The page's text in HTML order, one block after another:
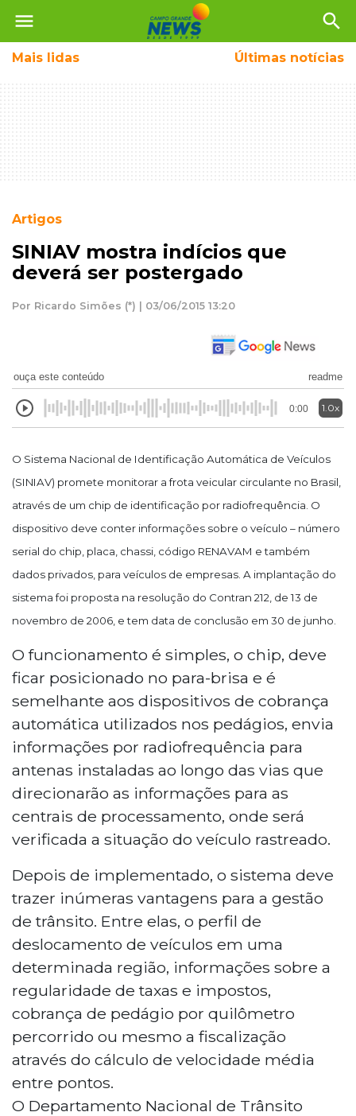
menu search
Mais lidas Últimas notícias
Artigos
SINIAV mostra indícios que
deverá ser postergado
Por Ricardo Simões (*) | 03/06/2015 13:20
ouça este conteúdo readme
0:00 1.0x
O Sistema Nacional de Identificação Automática de Veículos
(SINIAV) promete monitorar a frota veicular circulante no Brasil,
através de um chip de identificação por radiofrequência. O
dispositivo deve conter informações sobre o veículo – número
serial do chip, placa, chassi, código RENAVAM e também
dados privados, para veículos de empresas. A implantação do
sistema foi proposta na resolução do Contran 212, de 13 de
novembro de 2006, e tem data de conclusão em 30 de junho.
O funcionamento é simples, o chip, deve
ficar posicionado no para-brisa e é
semelhante aos dispositivos de cobrança
automática utilizados nos pedágios, envia
informações por radiofrequência para
antenas instaladas ao longo das vias que
direcionarão as informações para as
centrais de processamento, onde será
verificada a situação do veículo rastreado.
Depois de implementado, o sistema deve
trazer inúmeras vantagens para a gestão
de trânsito. Entre elas, o perfil de
deslocamento de veículos em uma
determinada região, informações sobre a
regularidade de taxas e impostos,
cobrança de pedágio por quilômetro
percorrido ou mesmo a fiscalização
através do cálculo de velocidade média
entre pontos.
O Departamento Nacional de Trânsito